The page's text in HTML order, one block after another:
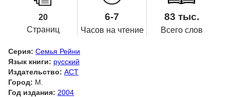
20
Страниц
6-7
Часов на чтение
83 тыс.
Всего слов
Серия: Семья Рейни
Язык книги: русский
Издательство: АСТ
Город: М.
Год издания: 2004